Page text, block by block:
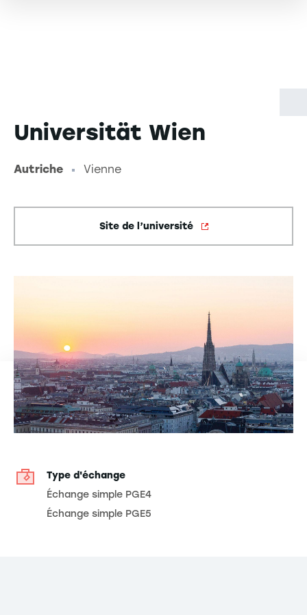
Universität Wien
Autriche Vienne
Site de l’université
Type d'échange
Échange simple PGE4
Échange simple PGE5